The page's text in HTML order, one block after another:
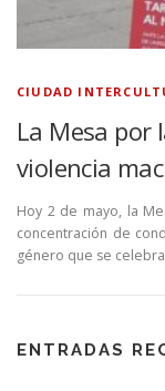
CIUDAD
La Mesa por
violencia
Hoy 2 de mayo, la
concentración de
género que se
ENTRADAS